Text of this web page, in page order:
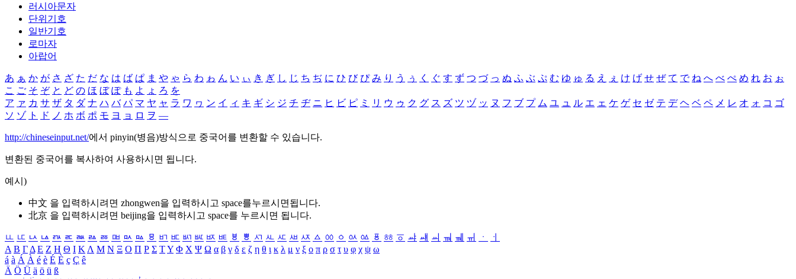
러시아문자
단위기호
일반기호
로마자
아랍어
あ ぁ か が さ ざ た だ な は ば ぱ ま や ゃ ら わ ゎ ん い ぃ き ぎ し じ ち ぢ に ひ び ぴ み り う ぅ く ぐ す ず つ づ っ ぬ ふ ぶ ぷ む ゆ ゅ る え ぇ け げ せ ぜ て で ね へ べ ぺ め れ お ぉ
こ ご そ ぞ と ど の ほ ぼ ぽ も よ ょ ろ を
ア ァ カ サ ザ タ ダ ナ ハ バ パ マ ヤ ャ ラ ワ ヮ ン イ ィ キ ギ シ ジ チ ヂ ニ ヒ ビ ピ ミ リ ウ ゥ ク グ ス ズ ツ ヅ ッ ヌ フ ブ プ ム ユ ュ ル エ ェ ケ ゲ セ ゼ テ デ ヘ ベ ペ メ レ オ ォ コ ゴ
ソ ゾ ト ド ノ ホ ボ ポ モ ヨ ョ ロ ヲ ―
http://chineseinput.net/에서 pinyin(병음)방식으로 중국어를 변환할 수 있습니다.
변환된 중국어를 복사하여 사용하시면 됩니다.
예시)
中文 을 입력하시려면 zhongwen을 입력하시고 space를누르시면됩니다.
北京 을 입력하시려면 beijing을 입력하시고 space를 누르시면 됩니다.
ㅥ ㅦ ㅧ ㅨ ㅩ ㅪ ㅫ ㅬ ㅭ ㅮ ㅯ ㅰ ㅱ ㅲ ㅳ ㅴ ㅵ ㅶ ㅷ ㅸ ㅹ ㅺ ㅻ ㅼ ㅽ ㅾ ㅿ ㆀ ㆁ ㆂ ㆃ ㆄ ㆅ ㆆ ㆇ ㆈ ㆉ ㆊ ㆋ ㆌ ㆍ
ㆎ
Α Β ΓΔ Ε Ζ Η Θ Ι ΚΛ Μ Ν Ξ Ο Π Ρ Σ ΤΥ Φ Χ Ψ Ω α β γ δ ε ζ η θ ι κ λ μ ν ξ ο π ρ σ τ υ φ χ ψ ω
á à Á À é è É È ç Ç ê
Ä Ö Ü ä ö ü ß